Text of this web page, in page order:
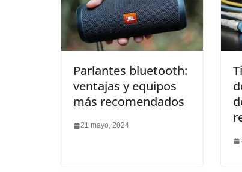
Parlantes bluetooth:
ventajas y equipos
más recomendados
21 mayo, 2024